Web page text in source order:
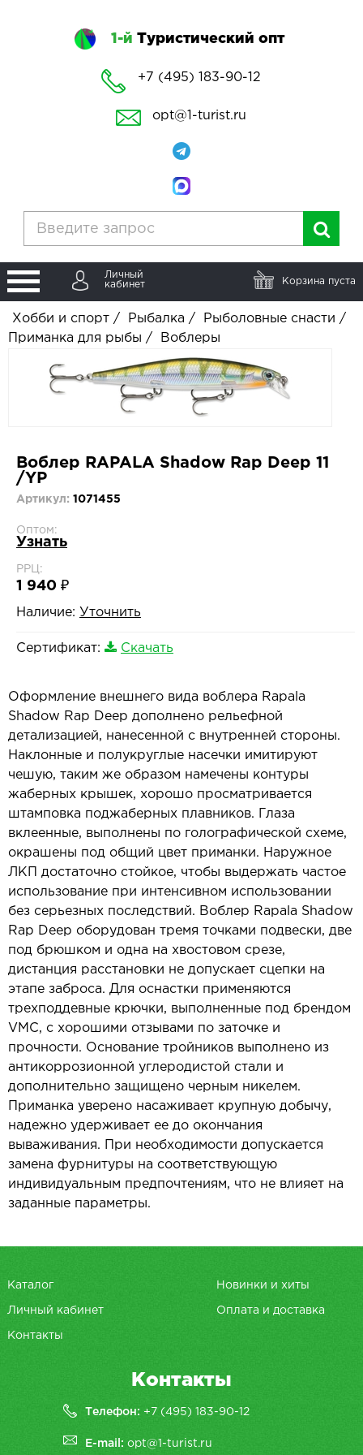
1-й Туристический опт
+7 (495) 183-90-12
opt@1-turist.ru
Личный
кабинет
Корзина пуста
Хобби и спорт / Рыбалка / Рыболовные снасти /
Приманка для рыбы / Воблеры
Воблер RAPALA Shadow Rap Deep 11
/YP
Артикул: 1071455
Оптом:
Узнать
РРЦ:
1 940 ₽
Наличие: Уточнить
Сертификат: Скачать
Оформление внешнего вида воблера Rapala
Shadow Rap Deep дополнено рельефной
детализацией, нанесенной с внутренней стороны.
Наклонные и полукруглые насечки имитируют
чешую, таким же образом намечены контуры
жаберных крышек, хорошо просматривается
штамповка поджаберных плавников. Глаза
вклеенные, выполнены по голографической схеме,
окрашены под общий цвет приманки. Наружное
ЛКП достаточно стойкое, чтобы выдержать частое
использование при интенсивном использовании
без серьезных последствий. Воблер Rapala Shadow
Rap Deep оборудован тремя точками подвески, две
под брюшком и одна на хвостовом срезе,
дистанция расстановки не допускает сцепки на
этапе заброса. Для оснастки применяются
трехподдевные крючки, выполненные под брендом
VMC, с хорошими отзывами по заточке и
прочности. Основание тройников выполнено из
антикоррозионной углеродистой стали и
дополнительно защищено черным никелем.
Приманка уверено насаживает крупную добычу,
надежно удерживает ее до окончания
вываживания. При необходимости допускается
замена фурнитуры на соответствующую
индивидуальным предпочтениям, что не влияет на
заданные параметры.
Каталог Новинки и хиты
Личный кабинет Оплата и доставка
Контакты
Контакты
Телефон: +7 (495) 183-90-12
E-mail:opt@1-turist.ru